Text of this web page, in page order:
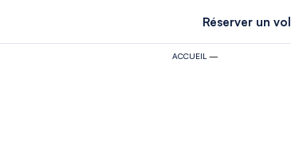
Réserver un vol
ACCUEIL —